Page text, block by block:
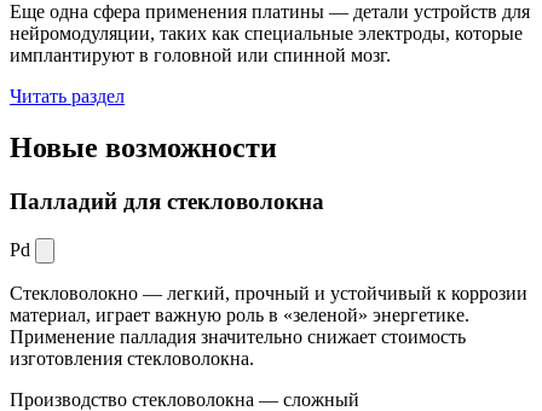
Еще одна сфера применения платины — детали устройств для
нейромодуляции, таких как специальные электроды, которые
имплантируют в головной или спинной мозг.
Читать раздел
Новые возможности
Палладий для стекловолокна
Pd
Стекловолокно — легкий, прочный и устойчивый к коррозии
материал, играет важную роль в «зеленой» энергетике.
Применение палладия значительно снижает стоимость
изготовления стекловолокна.
Производство стекловолокна — сложный